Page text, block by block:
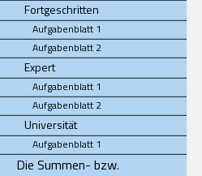
Fortgeschritten
Aufgabenblatt 1
Aufgabenblatt 2
Expert
Aufgabenblatt 1
Aufgabenblatt 2
Universität
Aufgabenblatt 1
Die Summen- bzw.